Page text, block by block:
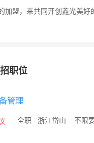
加盟，来共同开创鑫光美好
职位
管理
全职 浙江岱山 不限